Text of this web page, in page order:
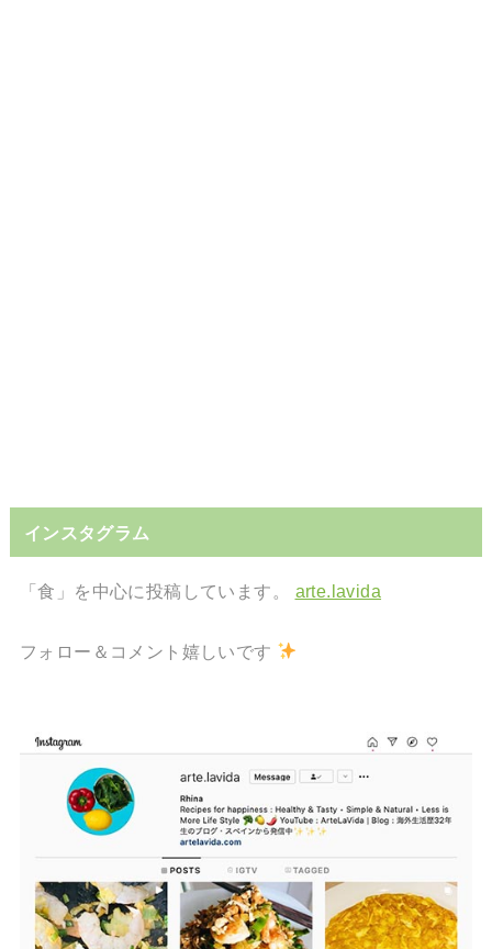
インスタグラム
「食」を中心に投稿しています。 arte.lavida
フォロー＆コメント嬉しいです